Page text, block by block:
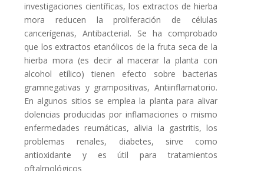
investigaciones científicas, los extractos de hierba
mora reducen la proliferación de células
cancerígenas, Antibacterial. Se ha comprobado
que los extractos etanólicos de la fruta seca de la
hierba mora (es decir al macerar la planta con
alcohol etílico) tienen efecto sobre bacterias
gramnegativas y grampositivas, Antiinflamatorio.
En algunos sitios se emplea la planta para alivar
dolencias producidas por inflamaciones o mismo
enfermedades reumáticas, alivia la gastritis, los
problemas renales, diabetes, sirve como
antioxidante y es útil para tratamientos
oftalmológicos